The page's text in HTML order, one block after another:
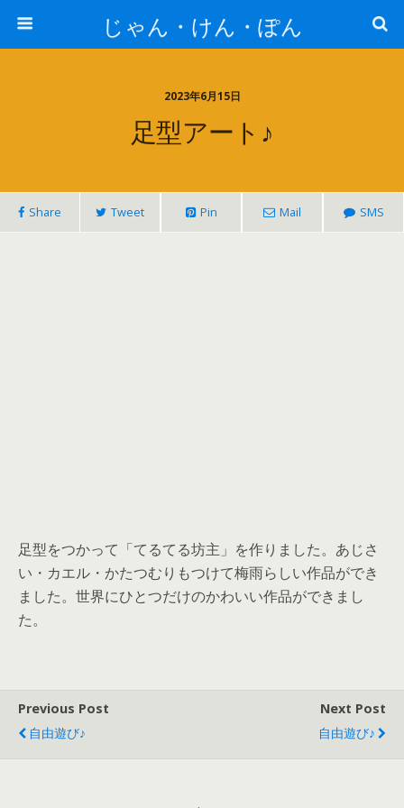
じゃん・けん・ぽん
2023年6月15日
足型アート♪
Share Tweet Pin Mail SMS
足型をつかって「てるてる坊主」を作りました。あじさ
い・カエル・かたつむりもつけて梅雨らしい作品ができ
ました。世界にひとつだけのかわいい作品ができまし
た。
Previous Post
自由遊び♪
Next Post
自由遊び♪